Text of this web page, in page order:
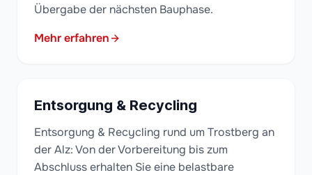
Übergabe der nächsten Bauphase.
Mehr erfahren
Entsorgung & Recycling
Entsorgung & Recycling rund um Trostberg an
der Alz: Von der Vorbereitung bis zum
Abschluss erhalten Sie eine belastbare